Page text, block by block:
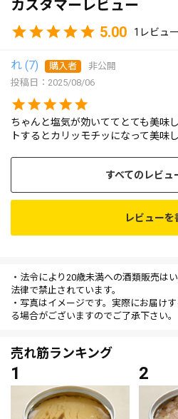
カスタマーレビュー
5.00
1
れ 7 購入者
非公開
投稿日
2025/08/06
ちゃんと塩気が効いててとても美味
トするとカリッモチッになって美味し
すべてのレビュ
レビューを
・法令により20歳未満への酒類販売は
法律で禁止されています。
・写真はイメージです。実際にお届け
る場合がございますのでご了承下さい。
売れ筋ランキング